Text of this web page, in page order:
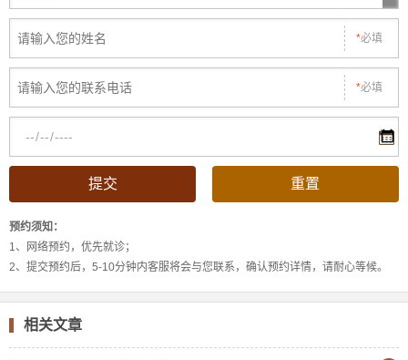
*必填
*必填
预约须知：
1、网络预约，优先就诊；
2、提交预约后，5-10分钟内客服将会与您联系，确认预约详情，请耐心等候。
相关文章